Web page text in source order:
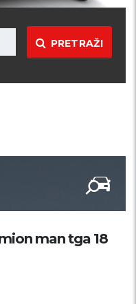
PRETRAŽI
man tga 18